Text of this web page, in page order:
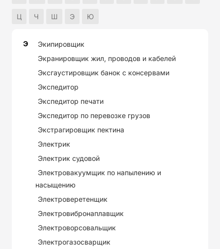
Ц Ч Ш Э Ю
Э
Экипировщик
Экранировщик жил, проводов и кабелей
Эксгаустировщик банок с консервами
Экспедитор
Экспедитор печати
Экспедитор по перевозке грузов
Экстрагировщик пектина
Электрик
Электрик судовой
Электровакуумщик по напылению и
насыщению
Электроверетенщик
Электровибронаплавщик
Электроворсовальщик
Электрогазосварщик